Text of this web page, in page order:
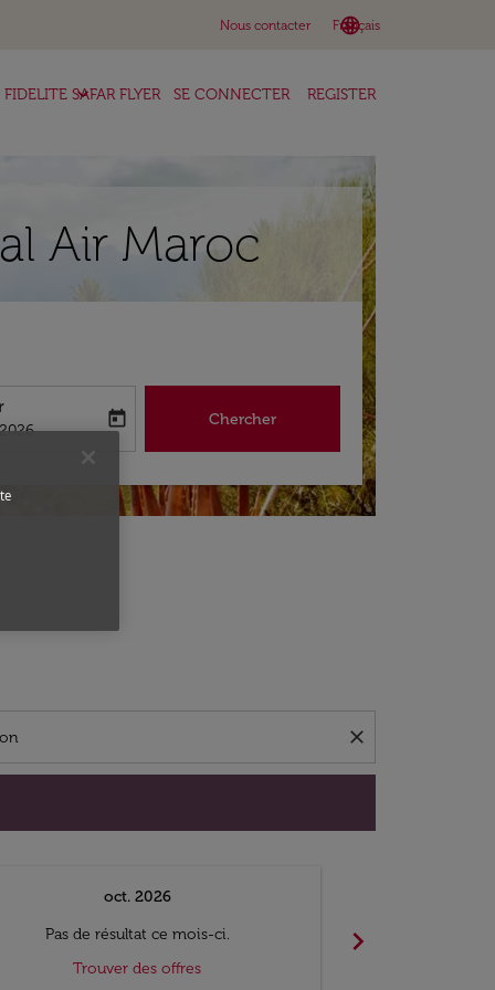
Nous contacter language
Français
keyboard_arrow_down
FIDELITE SAFAR FLYER
keyboard_arrow_down SE CONNECTER REGISTER
Air Maroc
return-date-aria-label
today Chercher
close
oct. 2026
Pas de résultat ce mois-ci.
Trouver des offres
chevron_right